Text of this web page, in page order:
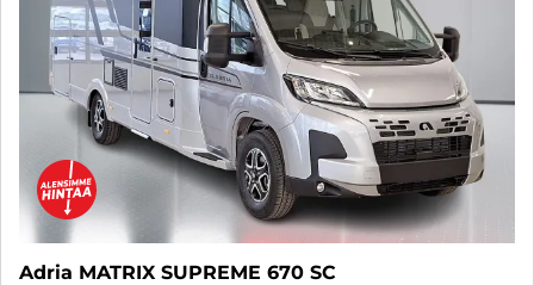
Adria MATRIX SUPREME 670 SC